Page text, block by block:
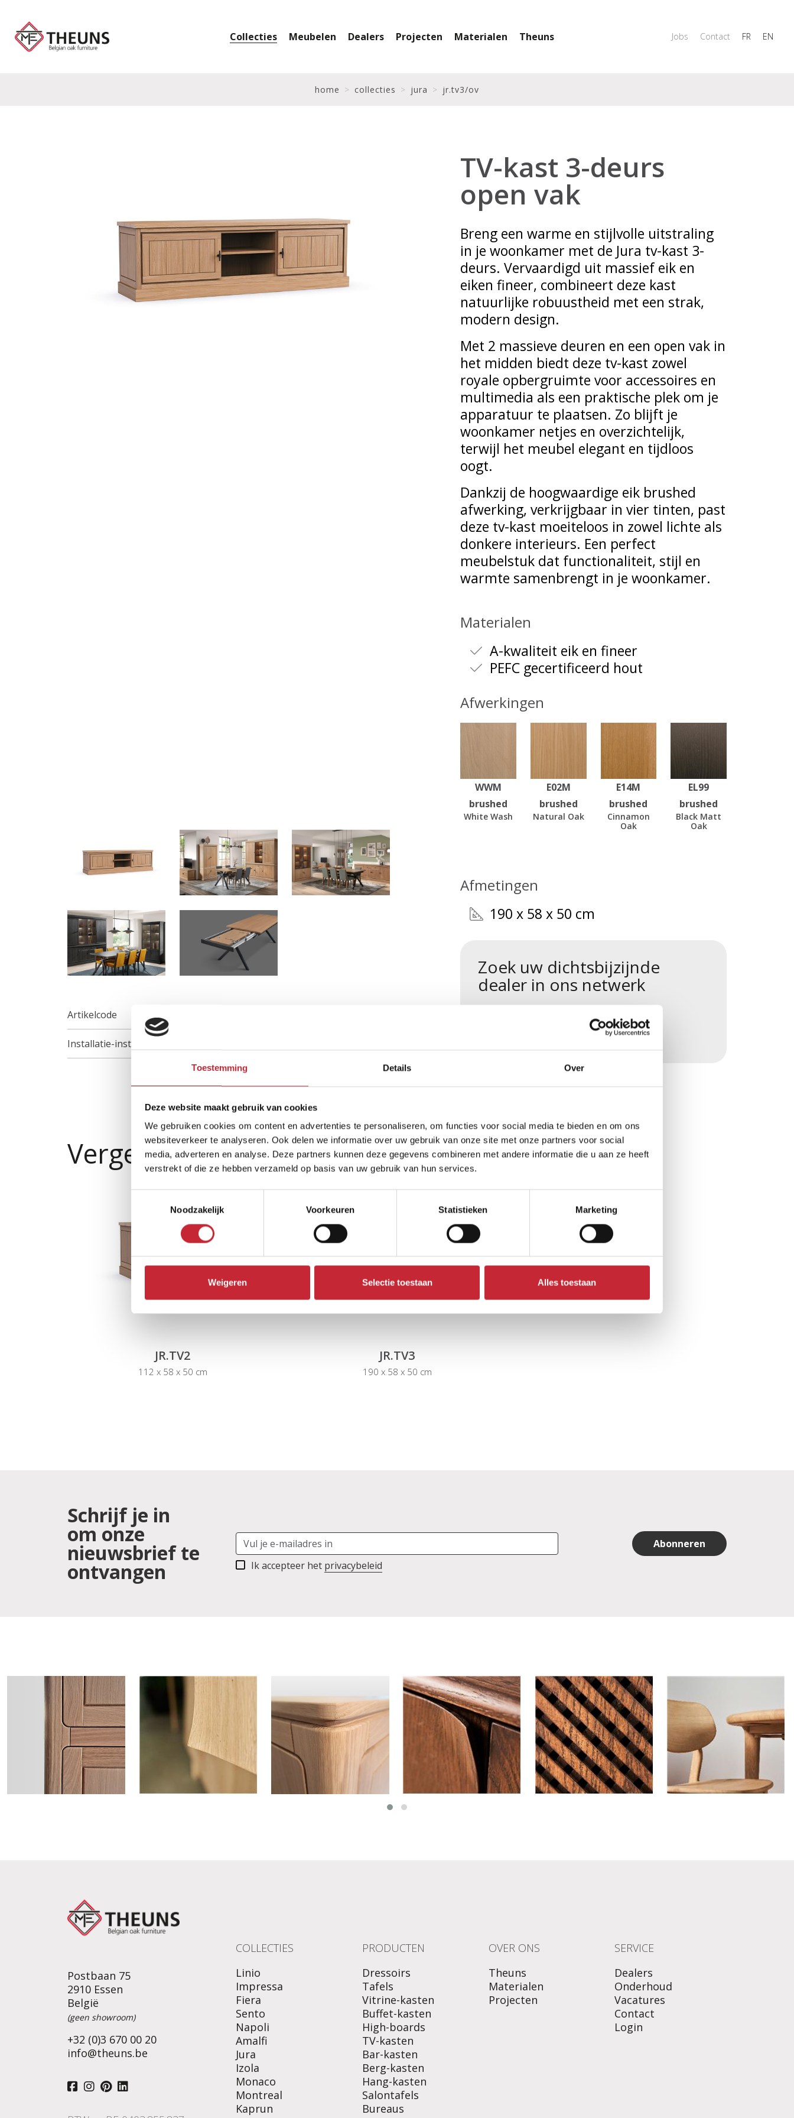
Toestemming Details Over
Deze website maakt gebruik van cookies
We gebruiken cookies om content en advertenties te personaliseren, om functies voor social media te bieden en om ons
websiteverkeer te analyseren. Ook delen we informatie over uw gebruik van onze site met onze partners voor social
media, adverteren en analyse. Deze partners kunnen deze gegevens combineren met andere informatie die u aan ze heeft
verstrekt of die ze hebben verzameld op basis van uw gebruik van hun services.
Noodzakelijk
Voorkeuren Statistieken Marketing
Weigeren Selectie toestaan Alles toestaan
Collecties Meubelen Dealers Projecten Materialen Theuns Jobs Contact FR EN
home collecties jura jr.tv3/ov
TV-kast 3-deurs
open vak
Breng een warme en stijlvolle uitstraling
in je woonkamer met de Jura tv-kast 3-
deurs. Vervaardigd uit massief eik en
eiken fineer, combineert deze kast
natuurlijke robuustheid met een strak,
modern design.
Met 2 massieve deuren en een open vak in
het midden biedt deze tv-kast zowel
royale opbergruimte voor accessoires en
multimedia als een praktische plek om je
apparatuur te plaatsen. Zo blijft je
woonkamer netjes en overzichtelijk,
terwijl het meubel elegant en tijdloos
oogt.
Dankzij de hoogwaardige eik brushed
afwerking, verkrijgbaar in vier tinten, past
deze tv-kast moeiteloos in zowel lichte als
donkere interieurs. Een perfect
meubelstuk dat functionaliteit, stijl en
warmte samenbrengt in je woonkamer.
Artikelcode
Installatie-instructies
Materialen
A-kwaliteit eik en fineer
PEFC gecertificeerd hout
Afwerkingen
WWM
brushed
White Wash
E02M
brushed
Natural Oak
E14M
brushed
Cinnamon
Oak
EL99
brushed
Black Matt
Oak
Afmetingen
190 x 58 x 50 cm
Zoek uw dichtsbijzijnde
dealer in ons netwerk
Vind een dealer
Vergelijkbare producten
JR.TV2
112 x 58 x 50 cm
JR.TV3
190 x 58 x 50 cm
Schrijf je in
om onze
nieuwsbrief te
ontvangen Ik accepteer het privacybeleid
Abonneren
Postbaan 75
2910 Essen
België
(geen showroom)
+32 (0)3 670 00 20
info@theuns.be
COLLECTIES
Linio
Impressa
Fiera
Sento
Napoli
Amalfi
Jura
Izola
Monaco
Montreal
Kaprun
PRODUCTEN
Dressoirs
Tafels
Vitrine-kasten
Buffet-kasten
High-boards
TV-kasten
Bar-kasten
Berg-kasten
Hang-kasten
Salontafels
Bureaus
OVER ONS
Theuns
Materialen
Projecten
SERVICE
Dealers
Onderhoud
Vacatures
Contact
Login